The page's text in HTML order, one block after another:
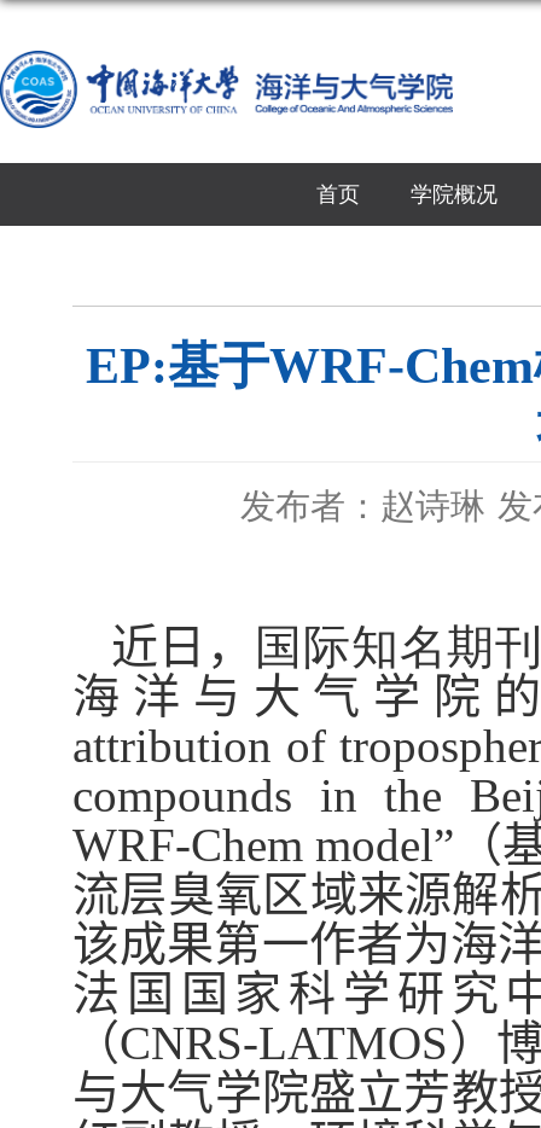
首页 学院概况
EP:基于WRF-
发布者：赵诗琳
近日，
国际知名期
海洋与大气学院
attribution of
compounds in the
WRF-Chem model” （
流层臭氧区域来源解
该成果第一作者为海
法国国家科学研究
（CNRS-LATMOS）
与大气学院盛立芳教